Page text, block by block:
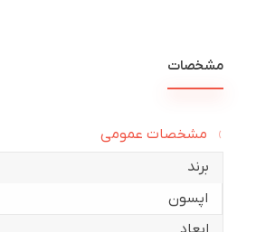
مشخصات
مشخصات عمومی
برند
اپسون